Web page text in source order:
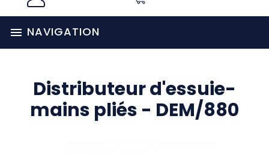
 NAVIGATION
Distributeur d'essuie-
mains pliés - DEM/880